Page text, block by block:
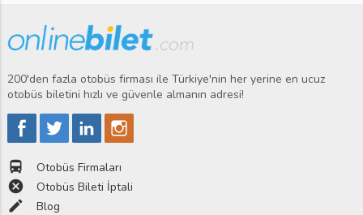
200'den fazla otobüs firması ile Türkiye'nin her yerine en ucuz
otobüs biletini hızlı ve güvenle almanın adresi!
directions_bus Otobüs Firmaları
cancel Otobüs Bileti İptali
edit Blog